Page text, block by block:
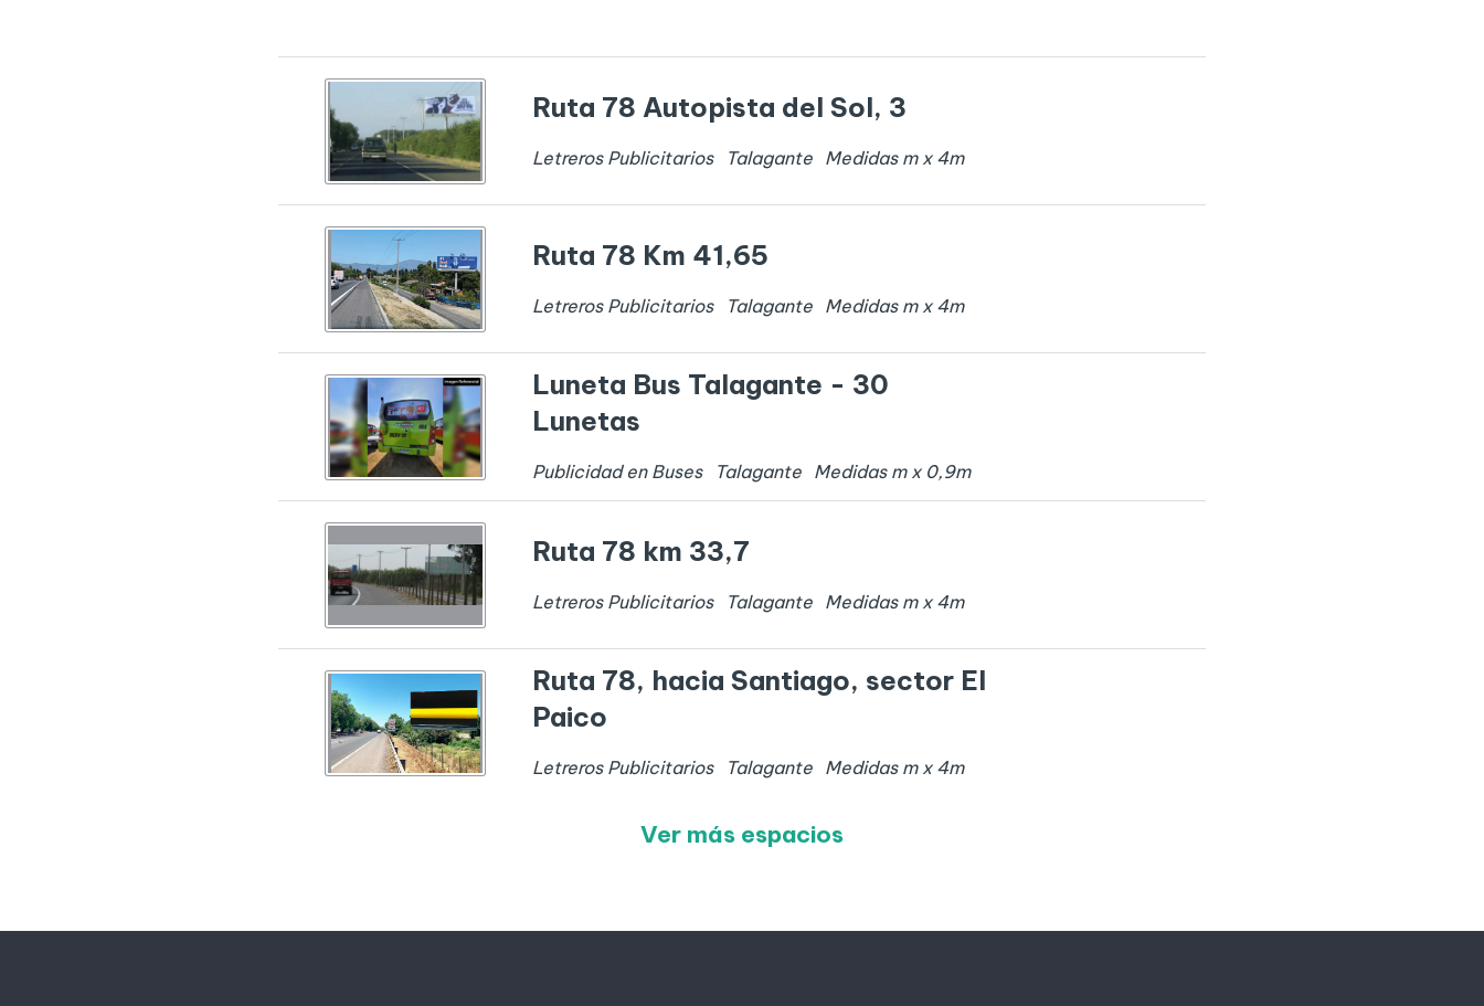
Ruta 78 Autopista del Sol, 3
Letreros Publicitarios Talagante Medidas m x 4m
Ruta 78 Km 41,65
Letreros Publicitarios Talagante Medidas m x 4m
Luneta Bus Talagante - 30
Lunetas
Publicidad en Buses Talagante Medidas m x 0,9m
Ruta 78 km 33,7
Letreros Publicitarios Talagante Medidas m x 4m
Ruta 78, hacia Santiago, sector El
Paico
Letreros Publicitarios Talagante Medidas m x 4m
Ver más espacios